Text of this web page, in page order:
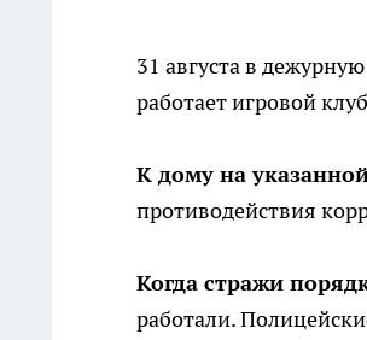
31 августа в
работает игровой
К дому на
противодействия
Когда стражи
работали.